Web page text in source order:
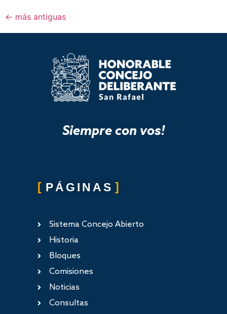
← más antiguas
Siempre con vos!
PÁGINAS
Sistema Concejo Abierto
Historia
Bloques
Comisiones
Noticias
Consultas